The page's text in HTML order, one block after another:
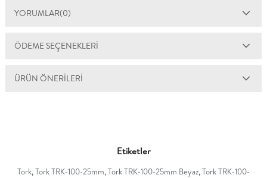
YORUMLAR(0)
ÖDEME SEÇENEKLERI
ÜRÜN ÖNERILERI
Etiketler
Tork,Tork TRK-100-25mm,Tork TRK-100-25mm Beyaz,Tork TRK-100-